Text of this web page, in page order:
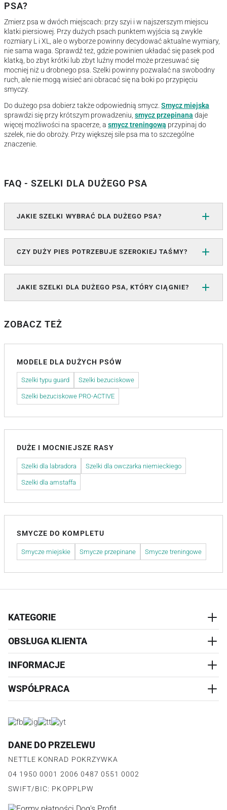
PSA?
Zmierz psa w dwóch miejscach: przy szyi i w najszerszym miejscu
klatki piersiowej. Przy dużych psach punktem wyjścia są zwykle
rozmiary L i XL, ale o wyborze powinny decydować aktualne wymiary,
nie sama waga. Sprawdź też, gdzie powinien układać się pasek pod
klatką, bo zbyt krótki lub zbyt luźny model może przesuwać się
mocniej niż u drobnego psa. Szelki powinny pozwalać na swobodny
ruch, ale nie mogą wisieć ani obracać się na boki po przypięciu
smyczy.
Do dużego psa dobierz także odpowiednią smycz. Smycz miejska
sprawdzi się przy krótszym prowadzeniu, smycz przepinana daje
więcej możliwości na spacerze, a smycz treningową przypinaj do
szelek, nie do obroży. Przy większej sile psa ma to szczególne
znaczenie.
FAQ - SZELKI DLA DUŻEGO PSA
JAKIE SZELKI WYBRAĆ DLA DUŻEGO PSA?
CZY DUŻY PIES POTRZEBUJE SZEROKIEJ TAŚMY?
JAKIE SZELKI DLA DUŻEGO PSA, KTÓRY CIĄGNIE?
ZOBACZ TEŻ
MODELE DLA DUŻYCH PSÓW
Szelki typu guard Szelki bezuciskowe
Szelki bezuciskowe PRO-ACTIVE
DUŻE I MOCNIEJSZE RASY
Szelki dla labradora Szelki dla owczarka niemieckiego
Szelki dla amstaffa
SMYCZE DO KOMPLETU
Smycze miejskie Smycze przepinane Smycze treningowe
KATEGORIE
AKCESORIA
WYPRZEDAŻ
OBSŁUGA KLIENTA
REALIZACJA I WYSYŁKA
WYMIANA
PŁATNOŚCI
FAQ
INFORMACJE
KONTAKT
O PRODUKCIE
WSPÓŁPRACA
JAK DZIAŁA PROGRAM
REGULAMIN PROGRAMU
POLITYKA PRYWATNOŚCI PROGRAMU
DANE DO PRZELEWU
NETTLE KONRAD POKRZYWKA
04 1950 0001 2006 0487 0551 0002
SWIFT/BIC: PKOPPLPW